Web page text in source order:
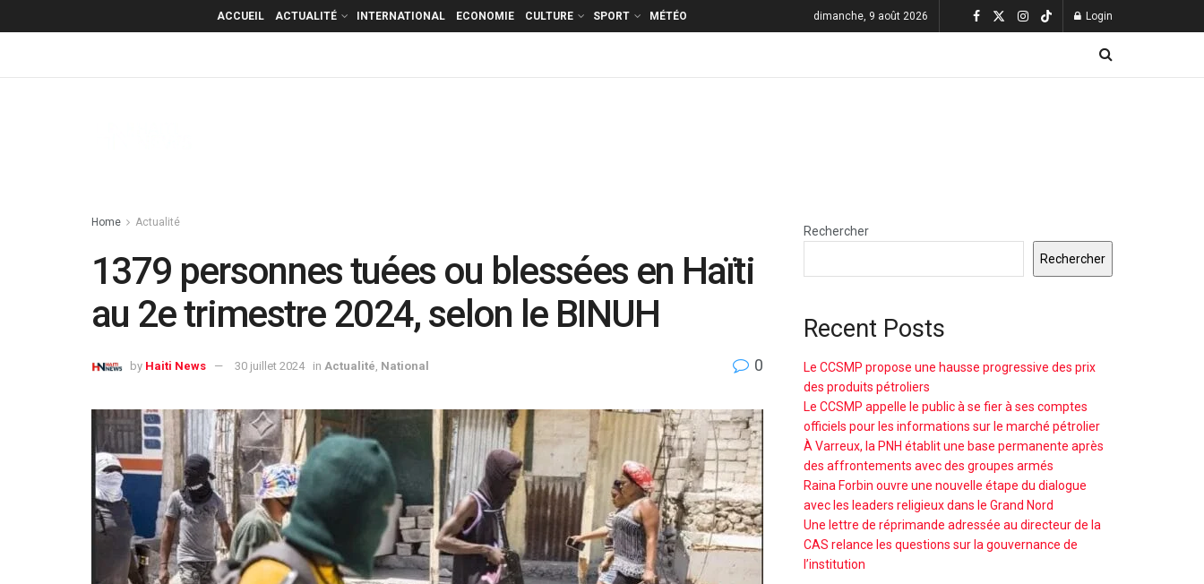
ACCUEIL ACTUALITÉ INTERNATIONAL ECONOMIE CULTURE SPORT MÉTÉO dimanche, 9 août 2026 Login
Home Actualité
1379 personnes tuées ou blessées en Haïti
au 2e trimestre 2024, selon le BINUH
by Haiti News 30 juillet 2024 in Actualité National 0
Rechercher
Rechercher
Recent Posts
Le CCSMP propose une hausse progressive des prix
des produits pétroliers
Le CCSMP appelle le public à se fier à ses comptes
officiels pour les informations sur le marché pétrolier
À Varreux, la PNH établit une base permanente après
des affrontements avec des groupes armés
Raina Forbin ouvre une nouvelle étape du dialogue
avec les leaders religieux dans le Grand Nord
Une lettre de réprimande adressée au directeur de la
CAS relance les questions sur la gouvernance de
l’institution